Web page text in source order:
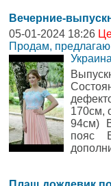
Вечерние-
05-01-2024 18:26
Продам, предлагаю
170см,
94см)
пояс